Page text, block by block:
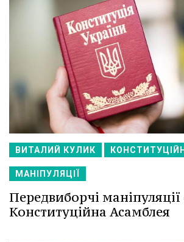
ВИТАЛИЙ КУЛИК
МАНІПУЛЯЦІЇ
Передвиборчі маніпуляції
Конституційна Асамблея